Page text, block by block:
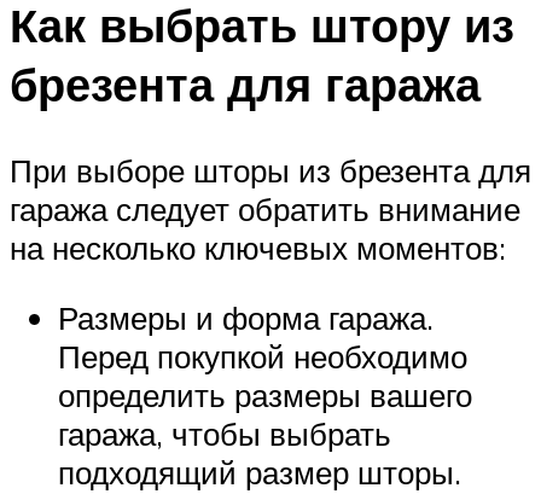
Как выбрать штору из
брезента для гаража
При выборе шторы из брезента для
гаража следует обратить внимание
на несколько ключевых моментов:
Размеры и форма гаража.
Перед покупкой необходимо
определить размеры вашего
гаража, чтобы выбрать
подходящий размер шторы.